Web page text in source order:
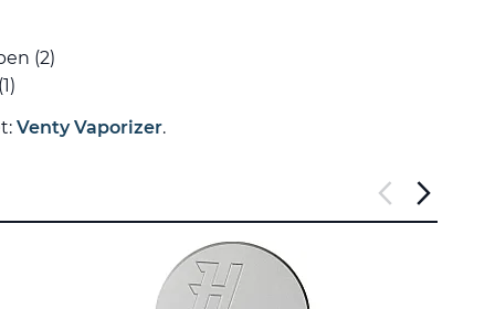
(2)
Venty Vaporizer.